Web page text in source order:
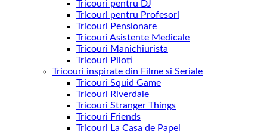
Tricouri pentru DJ
Tricouri pentru Profesori
Tricouri Pensionare
Tricouri Asistente Medicale
Tricouri Manichiurista
Tricouri Piloti
Tricouri inspirate din Filme si Seriale
Tricouri Squid Game
Tricouri Riverdale
Tricouri Stranger Things
Tricouri Friends
Tricouri La Casa de Papel